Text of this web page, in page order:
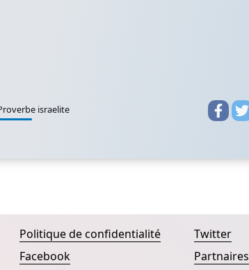
israelite
Politique de confidentialité
Facebook
Twitter
Partnaires